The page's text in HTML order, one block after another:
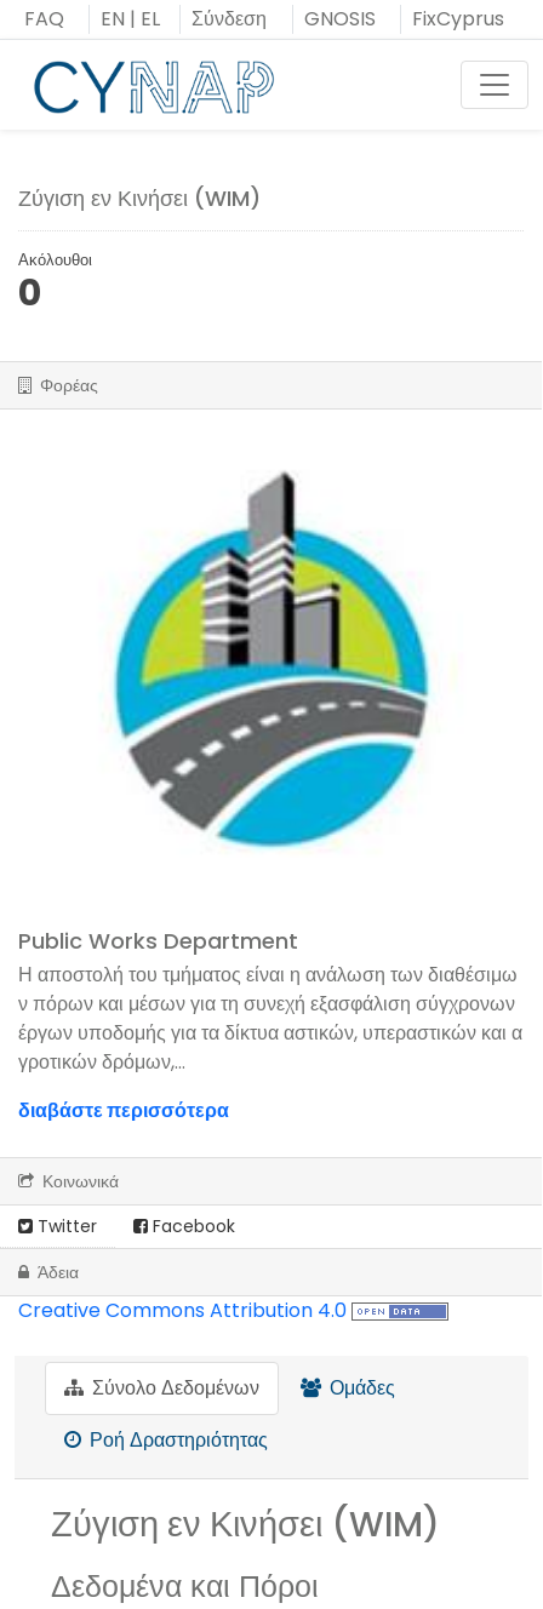
Μεταπήδηση
στο
περιεχόμενο
FAQ EN | EL Σύνδεση GNOSIS FixCyprus
Ζύγιση εν Κινήσει (WIM)
Ακόλουθοι
0
Φορέας
Public Works Department
Η αποστολή του τμήματος είναι η ανάλωση των διαθέσιμω
ν πόρων και μέσων για τη συνεχή εξασφάλιση σύγχρονων
έργων υποδομής για τα δίκτυα αστικών, υπεραστικών και α
γροτικών δρόμων,...
διαβάστε περισσότερα
Κοινωνικά
Twitter
Facebook
Άδεια
Creative Commons Attribution 4.0
Σύνολο Δεδομένων
Ομάδες
Ροή Δραστηριότητας
Ζύγιση εν Κινήσει (WIM)
Δεδομένα και Πόροι